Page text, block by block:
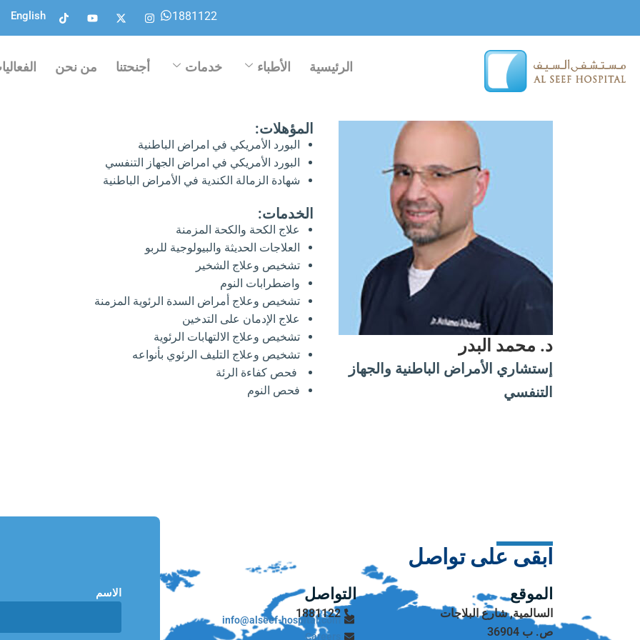
1881122
I
n
s
a
g
r
X
-
t
t
t
Y
o
u
b
e
T
i
k
k
English
الرئيسية الأطباء خدمات أجنحتنا من نحن
د. محمد البدر
إستشاري الأمراض الباطنية والجهاز
التنفسي
المؤهلات:
البورد الأمريكي في امراض الباطنية
البورد الأمريكي في امراض الجهاز التنفسي
شهادة الزمالة الكندية في الأمراض الباطنية
الخدمات:
علاج الكحة والكحة المزمنة
العلاجات الحديثة والبيولوجية للربو
تشخيص وعلاج الشخير
واضطرابات النوم
تشخيص وعلاج أمراض السدة الرئوية المزمنة
علاج الإدمان على التدخين
تشخيص وعلاج الالتهابات الرئوية
تشخيص وعلاج التليف الرئوي بأنواعه
فحص كفاءة الرئة
فحص النوم
ابقى على تواصل
الموقع
السالمية, شارع البلاجات
ص. ب 36904
التواصل
1881122
info@alseef-hospital.com
Careers
الاسم